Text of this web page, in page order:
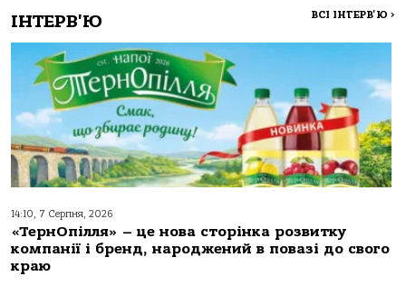
ІНТЕРВ'Ю ВСІ ІНТЕРВ'Ю >
14:10, 7 Серпня, 2026
«ТернОпілля» – це нова сторінка розвитку
компанії і бренд, народжений в повазі до свого
краю